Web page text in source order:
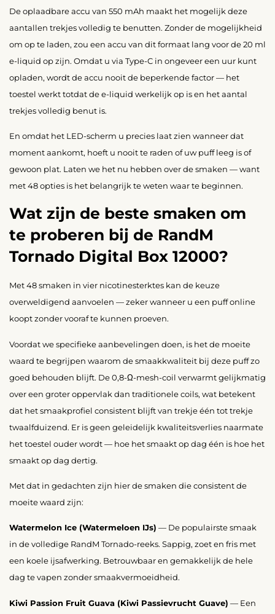
De oplaadbare accu van 550 mAh maakt het mogelijk deze
aantallen trekjes volledig te benutten. Zonder de mogelijkheid
om op te laden, zou een accu van dit formaat lang voor de 20 ml
e-liquid op zijn. Omdat u via Type-C in ongeveer een uur kunt
opladen, wordt de accu nooit de beperkende factor — het
toestel werkt totdat de e-liquid werkelijk op is en het aantal
trekjes volledig benut is.
En omdat het LED-scherm u precies laat zien wanneer dat
moment aankomt, hoeft u nooit te raden of uw puff leeg is of
gewoon plat. Laten we het nu hebben over de smaken — want
met 48 opties is het belangrijk te weten waar te beginnen.
Wat zijn de beste smaken om
te proberen bij de RandM
Tornado Digital Box 12000?
Met 48 smaken in vier nicotinesterktes kan de keuze
overweldigend aanvoelen — zeker wanneer u een puff online
koopt zonder vooraf te kunnen proeven.
Voordat we specifieke aanbevelingen doen, is het de moeite
waard te begrijpen waarom de smaakkwaliteit bij deze puff zo
goed behouden blijft. De 0,8-Ω-mesh-coil verwarmt gelijkmatig
over een groter oppervlak dan traditionele coils, wat betekent
dat het smaakprofiel consistent blijft van trekje één tot trekje
twaalfduizend. Er is geen geleidelijk kwaliteitsverlies naarmate
het toestel ouder wordt — hoe het smaakt op dag één is hoe het
smaakt op dag dertig.
Met dat in gedachten zijn hier de smaken die consistent de
moeite waard zijn:
Watermelon Ice (Watermeloen IJs) — De populairste smaak
in de volledige RandM Tornado-reeks. Sappig, zoet en fris met
een koele ijsafwerking. Betrouwbaar en gemakkelijk de hele
dag te vapen zonder smaakvermoeidheid.
Kiwi Passion Fruit Guava (Kiwi Passievrucht Guave) — Een